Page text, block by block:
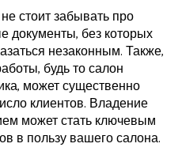
стоит забывать про
документы, без которых
незаконным. Также,
будь то салон
может существенно
клиентов. Владение
может стать ключевым
в пользу вашего салона.